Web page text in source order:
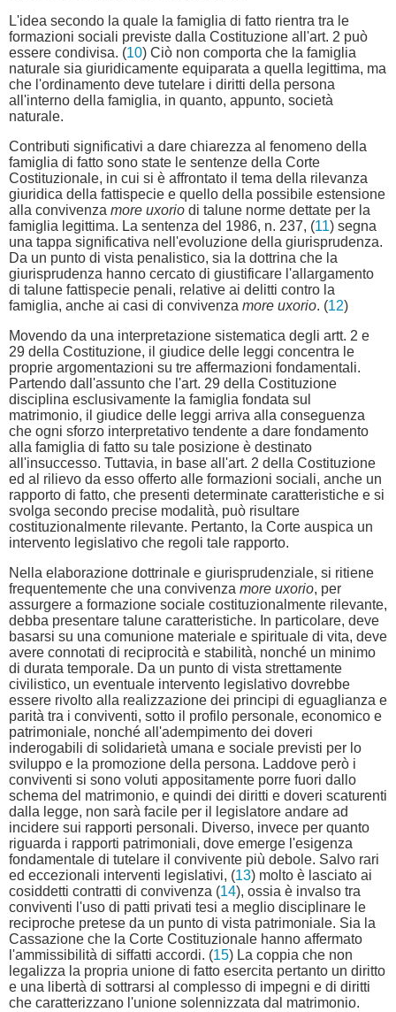
L'idea secondo la quale la famiglia di fatto rientra tra le
formazioni sociali previste dalla Costituzione all'art. 2 può
essere condivisa. (10) Ciò non comporta che la famiglia
naturale sia giuridicamente equiparata a quella legittima, ma
che l'ordinamento deve tutelare i diritti della persona
all'interno della famiglia, in quanto, appunto, società
naturale.
Contributi significativi a dare chiarezza al fenomeno della
famiglia di fatto sono state le sentenze della Corte
Costituzionale, in cui si è affrontato il tema della rilevanza
giuridica della fattispecie e quello della possibile estensione
alla convivenza more uxorio di talune norme dettate per la
famiglia legittima. La sentenza del 1986, n. 237, (11) segna
una tappa significativa nell'evoluzione della giurisprudenza.
Da un punto di vista penalistico, sia la dottrina che la
giurisprudenza hanno cercato di giustificare l'allargamento
di talune fattispecie penali, relative ai delitti contro la
famiglia, anche ai casi di convivenza more uxorio. (12)
Movendo da una interpretazione sistematica degli artt. 2 e
29 della Costituzione, il giudice delle leggi concentra le
proprie argomentazioni su tre affermazioni fondamentali.
Partendo dall'assunto che l'art. 29 della Costituzione
disciplina esclusivamente la famiglia fondata sul
matrimonio, il giudice delle leggi arriva alla conseguenza
che ogni sforzo interpretativo tendente a dare fondamento
alla famiglia di fatto su tale posizione è destinato
all'insuccesso. Tuttavia, in base all'art. 2 della Costituzione
ed al rilievo da esso offerto alle formazioni sociali, anche un
rapporto di fatto, che presenti determinate caratteristiche e si
svolga secondo precise modalità, può risultare
costituzionalmente rilevante. Pertanto, la Corte auspica un
intervento legislativo che regoli tale rapporto.
Nella elaborazione dottrinale e giurisprudenziale, si ritiene
frequentemente che una convivenza more uxorio, per
assurgere a formazione sociale costituzionalmente rilevante,
debba presentare talune caratteristiche. In particolare, deve
basarsi su una comunione materiale e spirituale di vita, deve
avere connotati di reciprocità e stabilità, nonché un minimo
di durata temporale. Da un punto di vista strettamente
civilistico, un eventuale intervento legislativo dovrebbe
essere rivolto alla realizzazione dei principi di eguaglianza e
parità tra i conviventi, sotto il profilo personale, economico e
patrimoniale, nonché all'adempimento dei doveri
inderogabili di solidarietà umana e sociale previsti per lo
sviluppo e la promozione della persona. Laddove però i
conviventi si sono voluti appositamente porre fuori dallo
schema del matrimonio, e quindi dei diritti e doveri scaturenti
dalla legge, non sarà facile per il legislatore andare ad
incidere sui rapporti personali. Diverso, invece per quanto
riguarda i rapporti patrimoniali, dove emerge l'esigenza
fondamentale di tutelare il convivente più debole. Salvo rari
ed eccezionali interventi legislativi, (13) molto è lasciato ai
cosiddetti contratti di convivenza (14), ossia è invalso tra
conviventi l'uso di patti privati tesi a meglio disciplinare le
reciproche pretese da un punto di vista patrimoniale. Sia la
Cassazione che la Corte Costituzionale hanno affermato
l'ammissibilità di siffatti accordi. (15) La coppia che non
legalizza la propria unione di fatto esercita pertanto un diritto
e una libertà di sottrarsi al complesso di impegni e di diritti
che caratterizzano l'unione solennizzata dal matrimonio.